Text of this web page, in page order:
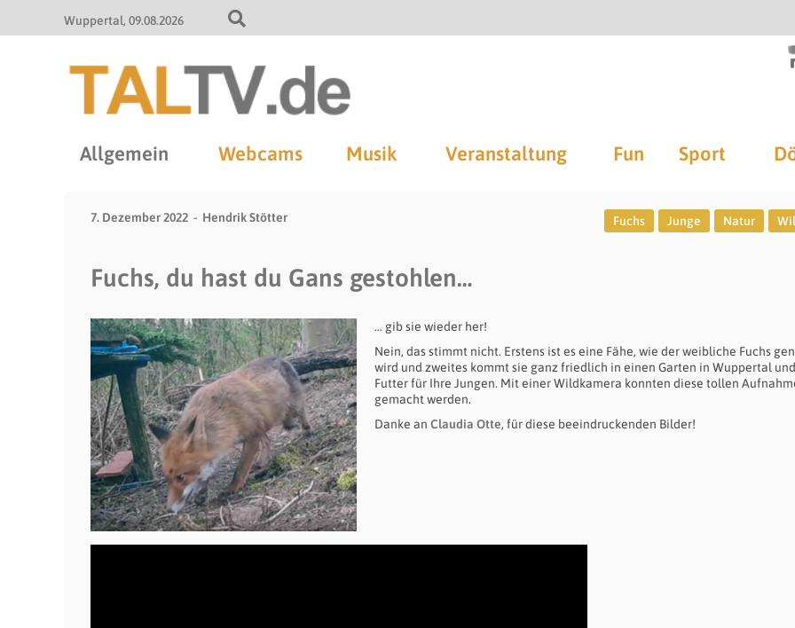
Wuppertal 09.08.2026
Allgemein Webcams Musik Veranstaltung Fun Sport
7. Dezember 2022 Hendrik Stötter Fuchs Junge Natur
Fuchs, du hast du Gans gestohlen…
… gib sie wieder her!
Nein, das stimmt nicht. Erstens ist es eine Fähe, wie der weibliche Fuchs
wird und zweites kommt sie ganz friedlich in einen Garten in Wuppertal
Futter für Ihre Jungen. Mit einer Wildkamera konnten diese tollen
gemacht werden.
Danke an Claudia Otte, für diese beeindruckenden Bilder!